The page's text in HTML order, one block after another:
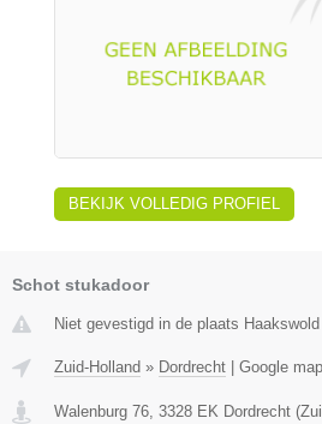
BEKIJK VOLLEDIG PROFIEL
Schot stukadoor
Niet gevestigd in de plaats
Zuid-Holland » Dordrecht Google
Walenburg 76, 3328 EK Dordrecht (